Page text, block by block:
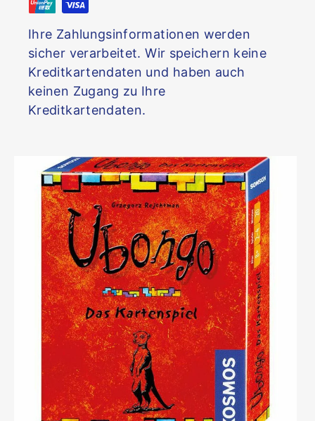
Ihre Zahlungsinformationen werden
sicher verarbeitet. Wir speichern keine
Kreditkartendaten und haben auch
keinen Zugang zu Ihre
Kreditkartendaten.